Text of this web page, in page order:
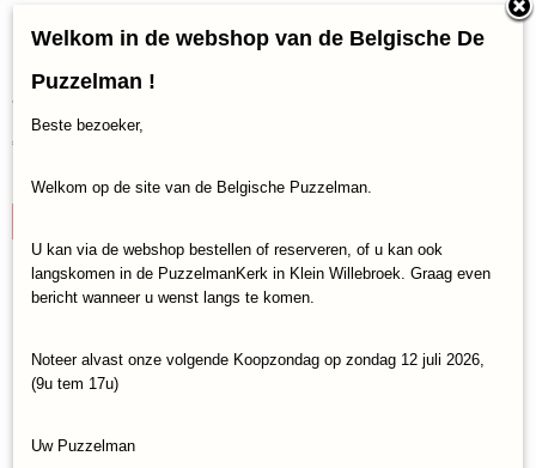
Legpuzzel Ravensburger Disney Stitch (300)
Verwacht 11/06
€ 10,95
Op voorraad
Welkom in de webshop van de Belgische De
Puzzelman !
Beste bezoeker,
Welkom op de site van de Belgische Puzzelman.
U kan via de webshop bestellen of reserveren, of u kan ook
langskomen in de PuzzelmanKerk in Klein Willebroek. Graag even
bericht wanneer u wenst langs te komen.
Noteer alvast onze volgende Koopzondag op zondag 12 juli 2026,
(9u tem 17u)
Uw Puzzelman